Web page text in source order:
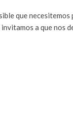
que
a que nos